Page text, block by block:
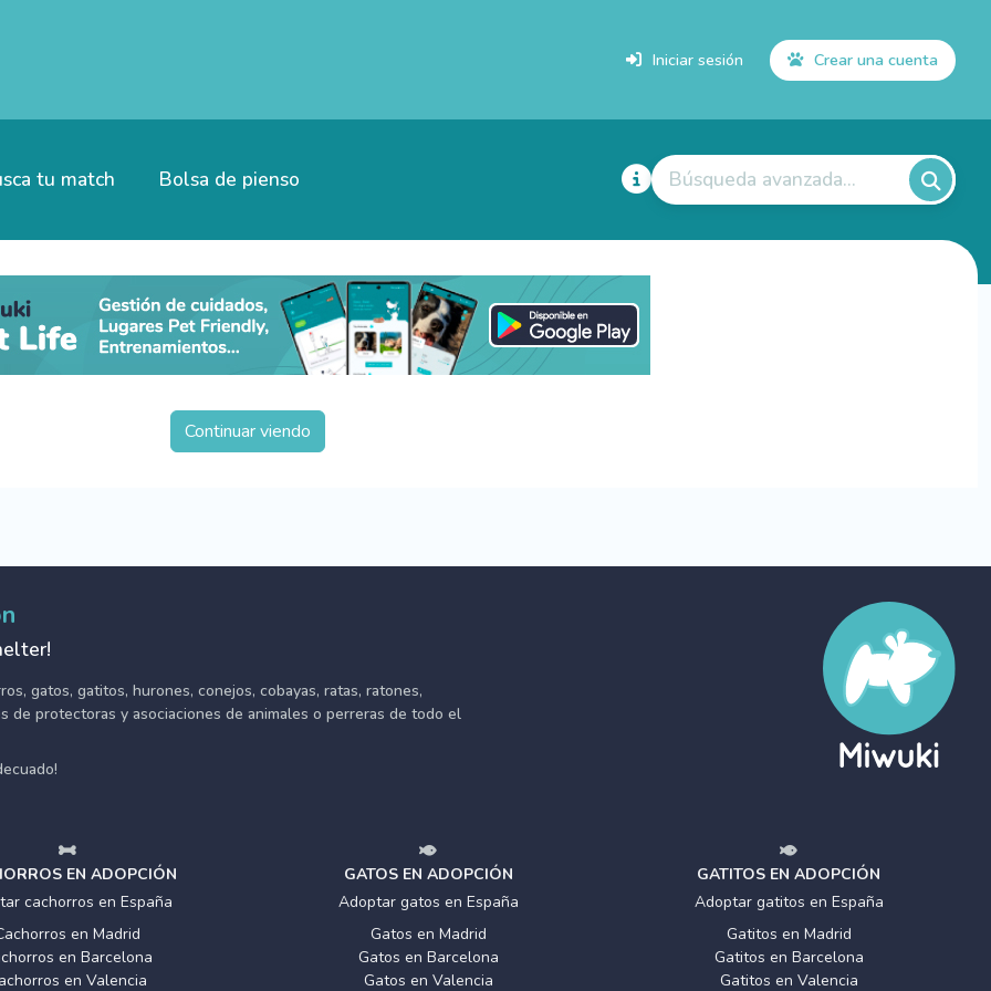
Iniciar sesión Crear una cuenta
tu match Bolsa de pienso Búsqueda avanzada...
Continuar viendo
gatos, gatitos, hurones, conejos, cobayas, ratas, ratones,
de protectoras y asociaciones de animales o perreras de todo el
EN ADOPCIÓN
cachorros en España
en Madrid
en Barcelona
en Valencia
GATOS EN ADOPCIÓN
Adoptar gatos en España
Gatos en Madrid
Gatos en Barcelona
Gatos en Valencia
GATITOS EN ADOPCIÓN
Adoptar gatitos en España
Gatitos en Madrid
Gatitos en Barcelona
Gatitos en Valencia